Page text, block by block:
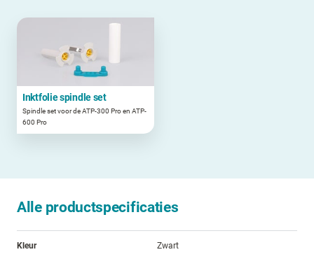
Inktfolie spindle set
Spindle set voor de ATP-300 Pro en ATP-
600 Pro
Alle productspecificaties
Kleur Zwart